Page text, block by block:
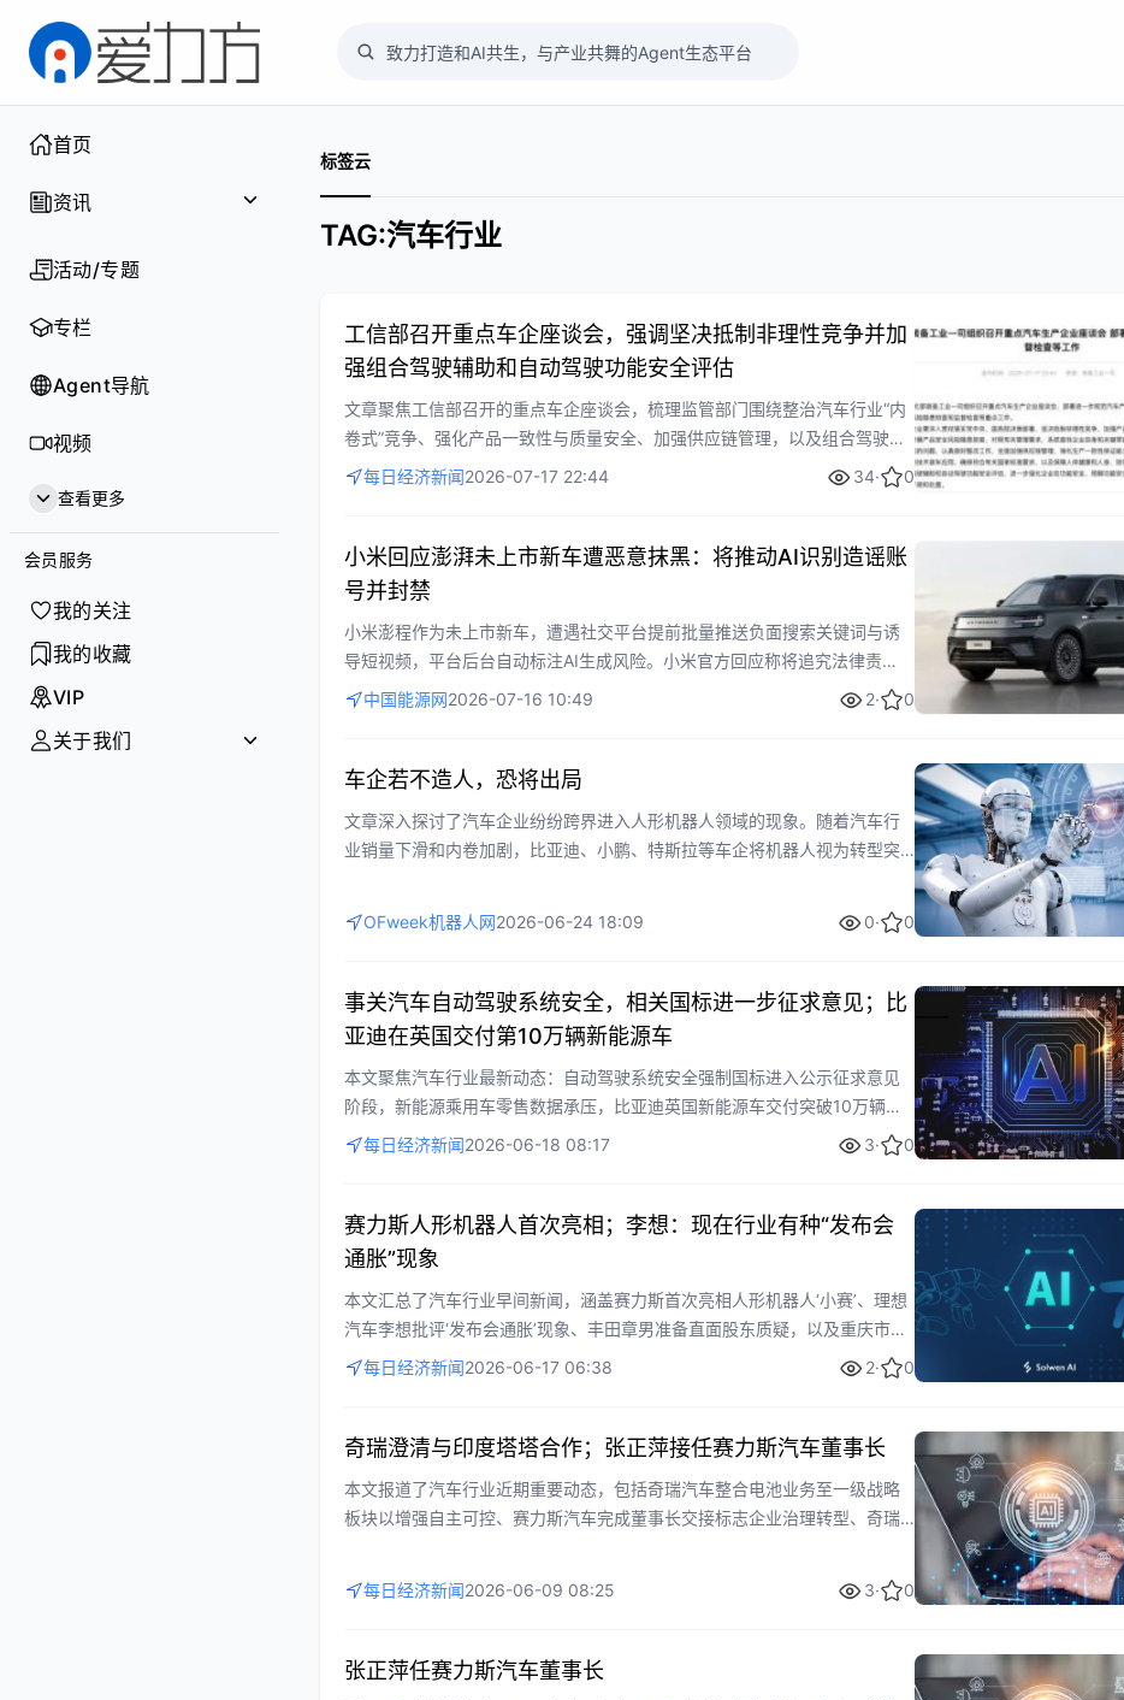
首页
资讯
聚焦
行业
企业
供应链
新技术
智能
创投
访谈
活动/专题
专栏
Agent导航
视频
查看更多
会员服务
我的关注
我的收藏
VIP
关于我们
标签云
TAG:汽车行业
工信部召开重点车企座谈会，强调坚决抵制非理性竞争并加
强组合驾驶辅助和自动驾驶功能安全评估
文章聚焦工信部召开的重点车企座谈会，梳理监管部门围绕整治汽车行业“内
卷式”竞争、强化产品一致性与质量安全、加强供应链管理，以及组合驾驶辅
助和自动驾驶功能安全评估提出的最新要求，反映新能源汽车产业竞争秩序
每日经济新闻2026-07-17 22:44 34· 0
小米回应澎湃未上市新车遭恶意抹黑：将推动AI识别造谣账
号并封禁
小米澎程作为未上市新车，遭遇社交平台提前批量推送负面搜索关键词与诱
导短视频，平台后台自动标注AI生成风险。小米官方回应称将追究法律责
任，并点名AI造谣已成为行业毒瘤。人民网评论强调需平台技术防火墙、算
中国能源网2026-07-16 10:49 2· 0
车企若不造人，恐将出局
文章深入探讨了汽车企业纷纷跨界进入人形机器人领域的现象。随着汽车行
业销量下滑和内卷加剧，比亚迪、小鹏、特斯拉等车企将机器人视为转型突
布局虽投入巨大、回报周期长，但被视为应对行业自救、寻求新增长点的必
然选择，同时有助于车企降本增效。
OFweek机器人网2026-06-24 18:09 0· 0
事关汽车自动驾驶系统安全，相关国标进一步征求意见；比
亚迪在英国交付第10万辆新能源车
本文聚焦汽车行业最新动态：自动驾驶系统安全强制国标进入公示征求意见
阶段，新能源乘用车零售数据承压，比亚迪英国新能源车交付突破10万辆，
法拉第未来发布多款机器人产品，全面呈现智能汽车与新能源赛道的新趋
每日经济新闻2026-06-18 08:17 3· 0
赛力斯人形机器人首次亮相；李想：现在行业有种“发布会
通胀”现象
本文汇总了汽车行业早间新闻，涵盖赛力斯首次亮相人形机器人‘小赛’、理想
汽车李想批评‘发布会通胀’现象、丰田章男准备直面股东质疑，以及重庆市加
强废旧动力电池回收监管。文章提供了技术革新、行业营销反思和政策进展
每日经济新闻2026-06-17 06:38 2· 0
奇瑞澄清与印度塔塔合作；张正萍接任赛力斯汽车董事长
本文报道了汽车行业近期重要动态，包括奇瑞汽车整合电池业务至一级战略
板块以增强自主可控、赛力斯汽车完成董事长交接标志企业治理转型、奇瑞
送车保有量大幅增长推动行业规模化发展。这些事件反映了车企在新能源转
型、管理优化、技术保护和智能物流领域的关键趋势与价值。
每日经济新闻2026-06-09 08:25 3· 0
张正萍任赛力斯汽车董事长